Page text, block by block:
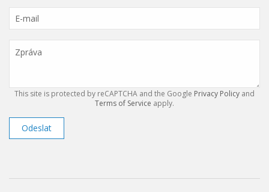
This site is protected by reCAPTCHA and the Google Privacy Policy and
Terms of Service apply.
Odeslat